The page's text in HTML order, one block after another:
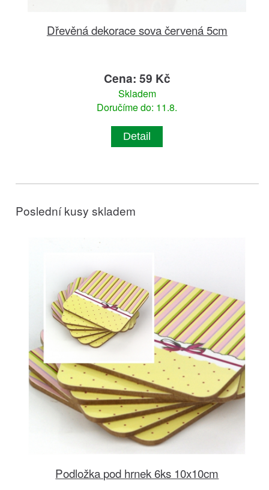
Dřevěná dekorace sova červená 5cm
Cena: 59 Kč
Skladem
Doručíme do: 11.8.
Detail
Poslední kusy skladem
Podložka pod hrnek 6ks 10x10cm